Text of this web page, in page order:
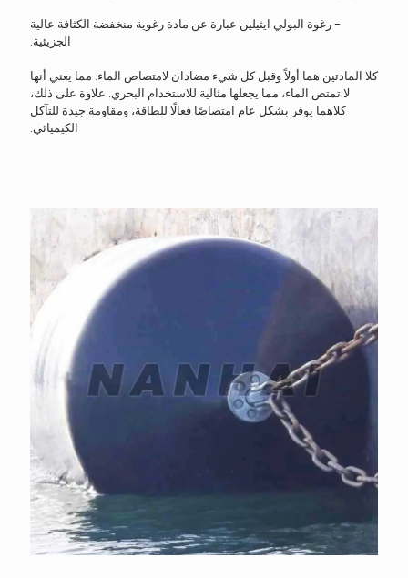
- رغوة البولي ايثيلين عبارة عن مادة رغوية منخفضة الكثافة عالية
الجزيئية.
كلا المادتين هما أولاً وقبل كل شيء مضادان لامتصاص الماء. مما يعني أنها
لا تمتص الماء، مما يجعلها مثالية للاستخدام البحري. علاوة على ذلك،
كلاهما يوفر بشكل عام امتصاصًا فعالًا للطاقة، ومقاومة جيدة للتآكل
الكيميائي.